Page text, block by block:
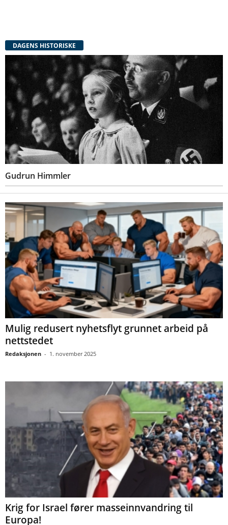
DAGENS HISTORISKE
Gudrun Himmler
Mulig redusert nyhetsflyt grunnet arbeid på
nettstedet
Redaksjonen - 1. november 2025
Krig for Israel fører masseinnvandring til
Europa!